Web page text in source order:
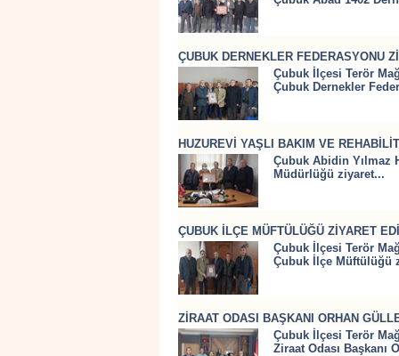
ÇUBUK DERNEKLER FEDERASYONU
Çubuk İlçesi Terör
Çubuk Dernekler
HUZUREVİ YAŞLI BAKIM VE
Çubuk Abidin Yılmaz
Müdürlüğü ziyaret...
ÇUBUK İLÇE MÜFTÜLÜĞÜ ZİYARET
Çubuk İlçesi Terör
Çubuk İlçe Müftülüğü
ZİRAAT ODASI BAŞKANI ORHAN
Çubuk İlçesi Terör
Ziraat Odası Başkanı